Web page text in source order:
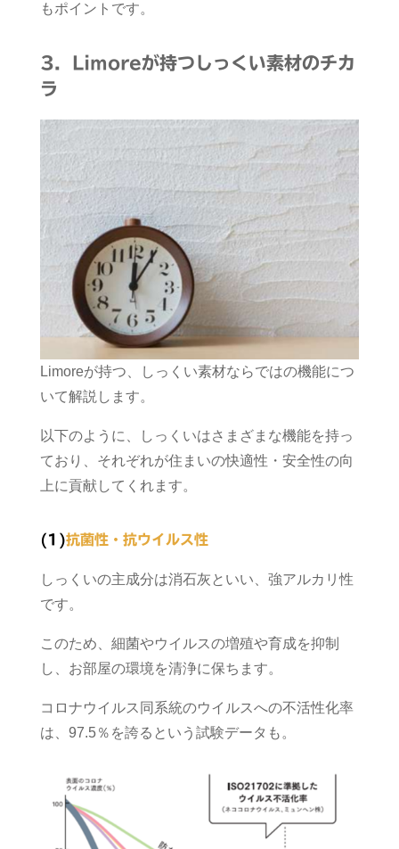
もポイントです。
3．Limoreが持つしっくい素材のチカ
ラ
Limoreが持つ、しっくい素材ならではの機能につ
いて解説します。
以下のように、しっくいはさまざまな機能を持っ
ており、それぞれが住まいの快適性・安全性の向
上に貢献してくれます。
(1)抗菌性・抗ウイルス性
しっくいの主成分は消石灰といい、強アルカリ性
です。
このため、細菌やウイルスの増殖や育成を抑制
し、お部屋の環境を清浄に保ちます。
コロナウイルス同系統のウイルスへの不活性化率
は、97.5％を誇るという試験データも。